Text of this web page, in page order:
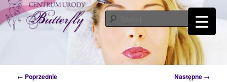
Przeskocz
do
tekstu
Centrum Urody Butterfly – Katowice
Tylko od Ciebie zależy kiedy zaczniesz o siebie dbać. Przyjdź a my Ci w tym
pomożemy…
Nawigacja
← Poprzednie Następne →